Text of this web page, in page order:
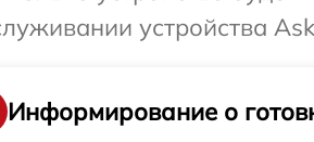
устройства
Информирование о